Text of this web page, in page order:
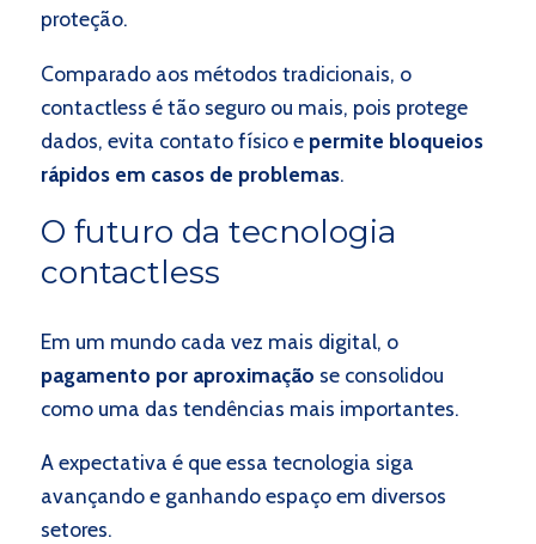
proteção.
Comparado aos métodos tradicionais, o
contactless é tão seguro ou mais, pois protege
dados, evita contato físico e permite bloqueios
rápidos em casos de problemas.
O futuro da tecnologia
contactless
Em um mundo cada vez mais digital, o
pagamento por aproximação se consolidou
como uma das tendências mais importantes.
A expectativa é que essa tecnologia siga
avançando e ganhando espaço em diversos
setores.